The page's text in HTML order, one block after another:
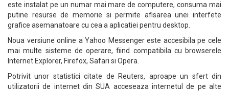
este instalat pe un numar mai mare de computere, consuma mai
putine resurse de memorie si permite afisarea unei interfete
grafice asemanatoare cu cea a aplicatiei pentru desktop.
Noua versiune online a Yahoo Messenger este accesibila pe cele
mai multe sisteme de operare, fiind compatibila cu browserele
Internet Explorer, Firefox, Safari si Opera.
Potrivit unor statistici citate de Reuters, aproape un sfert din
utilizatorii de internet din SUA acceseaza internetul de pe alte